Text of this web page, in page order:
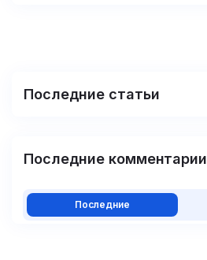
Последние статьи
Последние комментарии
Последние